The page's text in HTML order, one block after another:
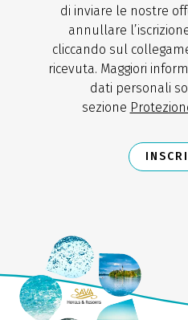
di inviare le nostre
annullare
cliccando sul
ricevuta. Maggiori
dati personali
sezione